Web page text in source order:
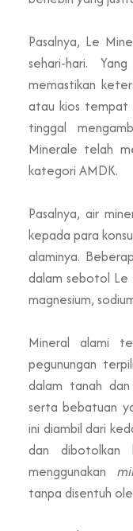
Pasalnya, Le
sehari-hari.
memastikan
atau kios tempat
tinggal
Minerale telah
kategori AMDK.
Pasalnya, air
kepada para
alaminya.
dalam sebotol Le
magnesium,
Mineral alami
pegunungan
dalam tanah
serta bebatuan
ini diambil dari
dan dibotolkan
menggunakan
tanpa disentuh